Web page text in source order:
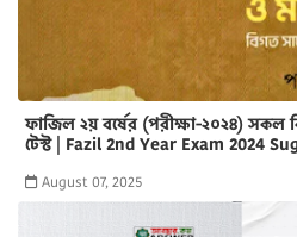
ফাজিল ২য় বর্ষের (পরীক্ষা-২০২৪) সকল
টেস্ট | Fazil 2nd Year Exam 2024
August 07, 2025